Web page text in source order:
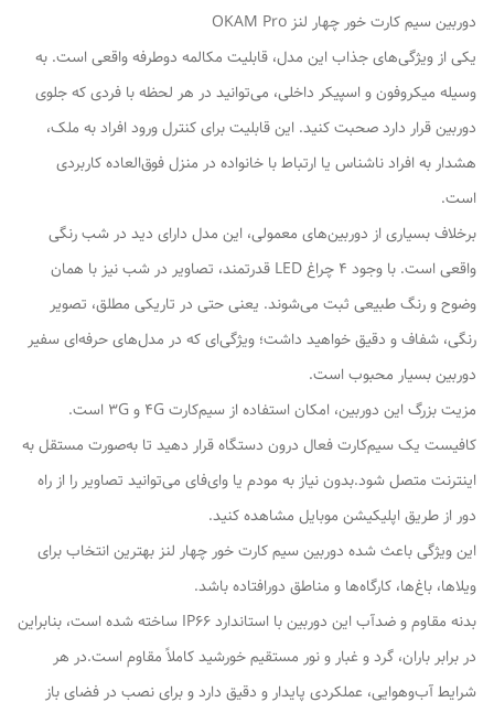
دوربین سیم کارت خور چهار لنز OKAM Pro
یکی از ویژگی‌های جذاب این مدل، قابلیت مکالمه دوطرفه واقعی است. به‌
وسیله میکروفون و اسپیکر داخلی، می‌توانید در هر لحظه با فردی که جلوی
دوربین قرار دارد صحبت کنید. این قابلیت برای کنترل ورود افراد به ملک،
هشدار به افراد ناشناس یا ارتباط با خانواده در منزل فوق‌العاده کاربردی
است.
برخلاف بسیاری از دوربین‌های معمولی، این مدل دارای دید در شب رنگی
واقعی است. با وجود 4 چراغ LED قدرتمند، تصاویر در شب نیز با همان
وضوح و رنگ طبیعی ثبت می‌شوند. یعنی حتی در تاریکی مطلق، تصویر
رنگی، شفاف و دقیق خواهید داشت؛ ویژگی‌ای که در مدل‌های حرفه‌ای سفیر
دوربین بسیار محبوب است.
مزیت بزرگ این دوربین، امکان استفاده از سیم‌کارت 4G و 3G است.
کافیست یک سیم‌کارت فعال درون دستگاه قرار دهید تا به‌صورت مستقل به
اینترنت متصل شود.بدون نیاز به مودم یا وای‌فای می‌توانید تصاویر را از راه
دور از طریق اپلیکیشن موبایل مشاهده کنید.
این ویژگی باعث شده دوربین سیم کارت خور چهار لنز بهترین انتخاب برای
ویلاها، باغ‌ها، کارگاه‌ها و مناطق دورافتاده باشد.
بدنه مقاوم و ضدآب این دوربین با استاندارد IP66 ساخته شده است، بنابراین
در برابر باران، گرد و غبار و نور مستقیم خورشید کاملاً مقاوم است.در هر
شرایط آب‌وهوایی، عملکردی پایدار و دقیق دارد و برای نصب در فضای باز